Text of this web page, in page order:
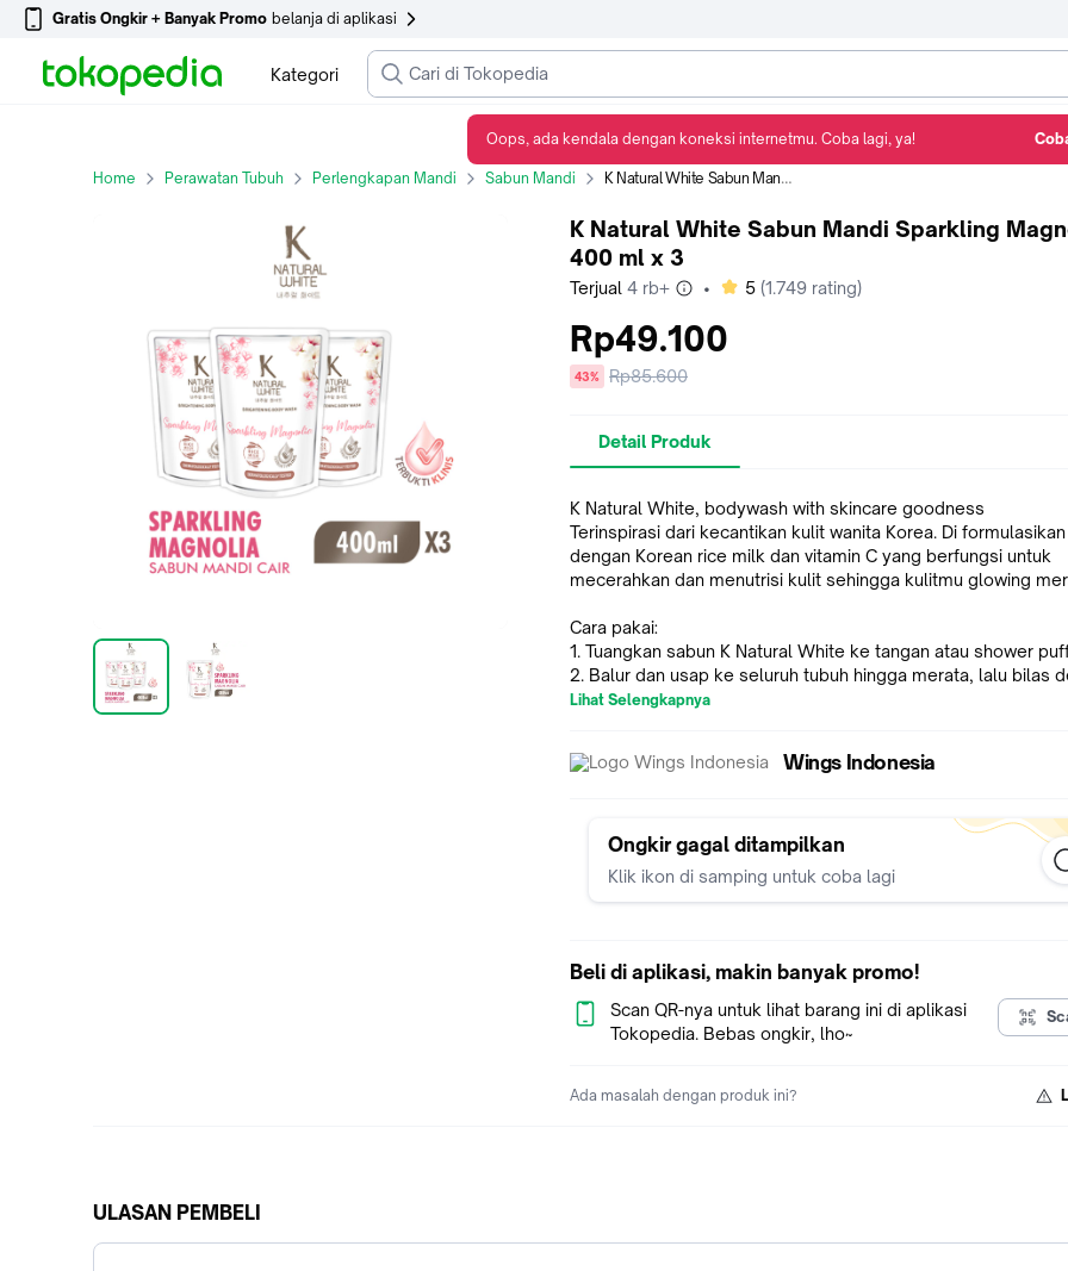
Gratis Ongkir + Banyak Promo belanja di aplikasi
Kategori
Home Perawatan Tubuh Perlengkapan Mandi Sabun Mandi K Natural White Sabun Mandi Sparkling Magnolia 400 ml x 3
K Natural White Sabun Mandi Sparkling
400 ml x 3
Terjual 4 rb+ • bintang
5 (1.749 rating)
Rp49.100
diskon
43%
Harga
Rp85.600
Detail Produk
K Natural White, bodywash with skincare goodness
Terinspirasi dari kecantikan kulit wanita Korea. Di formulasikan
dengan Korean rice milk dan vitamin C yang berfungsi untuk
mecerahkan dan menutrisi kulit sehingga kulitmu glowing
Cara pakai:
1. Tuangkan sabun K Natural White ke tangan atau shower
2. Balur dan usap ke seluruh tubuh hingga merata, lalu bilas
air.
- Diformulasikan dengan Korean ricemilk yang dipercaya
temurun dapat mencerahkan kulit,
- Dipadukan dengan vitamin B dan vitamin C yang dapat
melembabkan dan menutrisi kulit sehingga tidak kusam.
Lihat Selengkapnya
Wings Indonesia
Ongkir gagal ditampilkan
Klik ikon di samping untuk coba lagi
Beli di aplikasi, makin banyak promo!
Scan QR-nya untuk lihat barang ini di aplikasi
Tokopedia. Bebas ongkir, lho~
Ada masalah dengan produk ini?
ULASAN PEMBELI
Oops, ada kendala dengan koneksi internetmu. Coba lagi, ya!